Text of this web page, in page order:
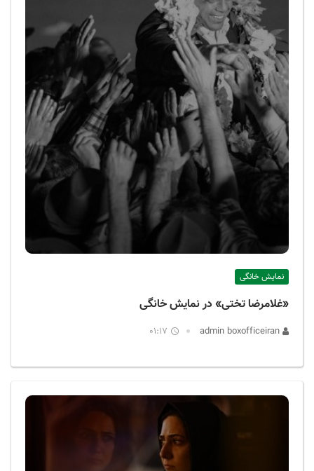
نمایش خانگی
«غلامرضا تختی» در نمایش خانگی
01:17